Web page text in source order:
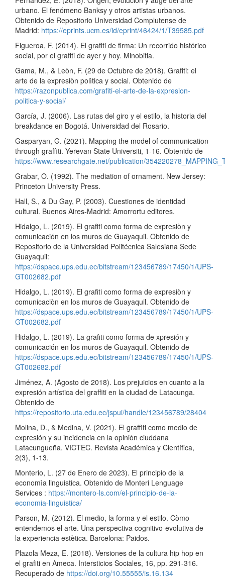
urbano. El fenómeno Banksy y otros artistas urbanos.
Obtenido de Repositorio Universidad Complutense de
Madrid: https://eprints.ucm.es/id/eprint/46424/1/T39585.pdf
Figueroa, F. (2014). El grafiti de firma: Un recorrido histórico
social, por el grafiti de ayer y hoy. Minobitia.
Gama, M., & Leòn, F. (29 de Octubre de 2018). Grafiti: el
arte de la expresiòn polìtica y social. Obtenido de
https://razonpublica.com/grafiti-el-arte-de-la-expresion-
politica-y-social/
García, J. (2006). Las rutas del giro y el estilo, la historia del
breakdance en Bogotá. Universidad del Rosario.
Gasparyan, G. (2021). Mapping the model of communication
through graffiti. Yerevan State Universiti, 1-16. Obtenido de
https://www.researchgate.net/publication/
Grabar, O. (1992). The mediation of ornament. New Jersey:
Princeton University Press.
Hall, S., & Du Gay, P. (2003). Cuestiones de identidad
cultural. Buenos Aires-Madrid: Amorrortu editores.
Hidalgo, L. (2019). El grafiti como forma de expresiòn y
comunicación en los muros de Guayaquil. Obtenido de
Repositorio de la Universidad Politécnica Salesiana Sede
Guayaquil:
https://dspace.ups.edu.ec/bitstream/123456789/17450/1/UPS-
GT002682.pdf
Hidalgo, L. (2019). El grafiti como forma de expresiòn y
comunicaciòn en los muros de Guayaquil. Obtenido de
https://dspace.ups.edu.ec/bitstream/123456789/17450/1/UPS-
GT002682.pdf
Hidalgo, L. (2019). La grafiti como forma de xpresión y
comunicación en los muros de Guayaquil. Obtenido de
https://dspace.ups.edu.ec/bitstream/123456789/17450/1/UPS-
GT002682.pdf
Jiménez, A. (Agosto de 2018). Los prejuicios en cuanto a la
expresión artística del graffiti en la ciudad de Latacunga.
Obtenido de
https://repositorio.uta.edu.ec/jspui/handle/123456789/28404
Molina, D., & Medina, V. (2021). El graffiti como medio de
expresión y su incidencia en la opinión ciuddana
Latacungueña. VICTEC. Revista Académica y Científica,
2(3), 1-13.
Monterio, L. (27 de Enero de 2023). El principio de la
economìa linguistica. Obtenido de Monteri Lenguage
Services : https://montero-ls.com/el-principio-de-la-
economia-linguistica/
Parson, M. (2012). El medio, la forma y el estilo. Còmo
entendemos el arte. Una perspectiva cognitivo-evolutiva de
la experiencia estètica. Barcelona: Paidos.
Plazola Meza, E. (2018). Versiones de la cultura hip hop en
el grafiti en Ameca. Intersticios Sociales, 16, pp. 291-316.
Recuperado de https://doi.org/10.55555/is.16.134